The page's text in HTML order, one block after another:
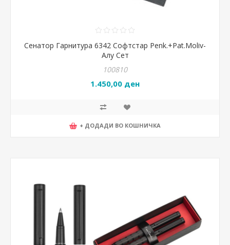
Сенатор Гарнитура 6342 Софтстар Penk.+Pat.Moliv-
Алу Сет
100810
1.450,00 ден
+ ДОДАДИ ВО КОШНИЧКА